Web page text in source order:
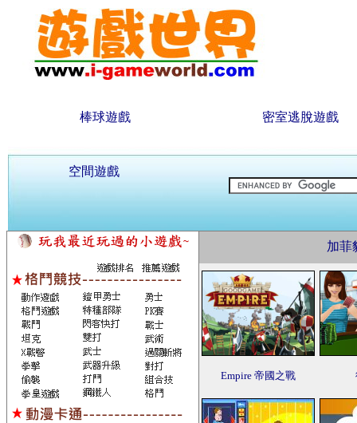
棒球遊戲 密室逃脫遊戲
空間遊戲
加菲
Empire 帝國之戰